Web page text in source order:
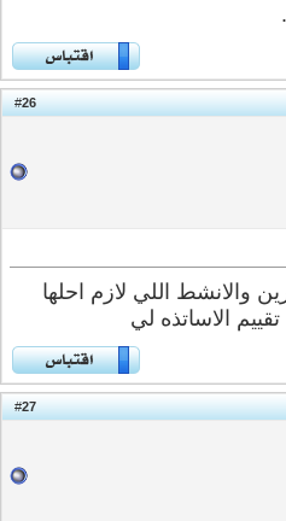
26
والانشط اللي لازم احلها
الاساتذه لي
27